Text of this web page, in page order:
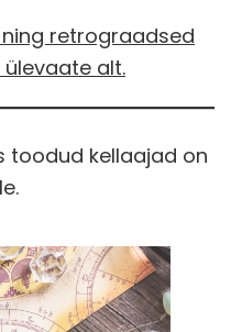
retrograadsed
alt.
toodud kellaajad on